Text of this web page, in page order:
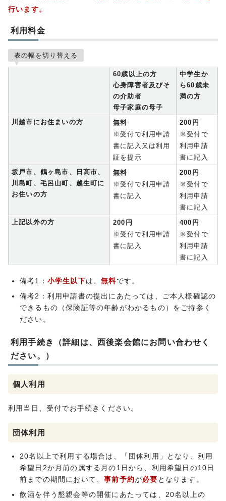
行います。
利用料金
表の幅を切り替える
60歳以上の方
心身障害者及びそ
の介助者
母子家庭の母子
中学生か
ら60歳未
満の方
川越市にお住まいの方
無料
※受付で利用申請
書に記入又は利用
証を提示
200円
※受付で
利用申請
書に記入
坂戸市、鶴ヶ島市、日高市、
川島町、毛呂山町、越生町に
お住いの方
無料
※受付で利用申請
書に記入
200円
※受付で
利用申請
書に記入
上記以外の方
200円
※受付で利用申請
書に記入
400円
※受付で
利用申請
書に記入
備考1： 小学生以下は、無料です。
備考2：利用申請書の提出にあたっては、ご本人様確認の
できるもの（保険証等の年齢がわかるもの）をご持参く
ださい。
利用手続き（詳細は、西後楽会館にお問い合わせく
ださい。）
個人利用
利用当日、受付でお手続きください。
団体利用
20名以上で利用する場合は、「団体利用」となり、利用
希望日2か月前の属する月の1日から、利用希望日の10日
前までの期間において、事前予約が必要 となります。
飲酒を伴う懇親会等の開催にあたっては、20名以上の